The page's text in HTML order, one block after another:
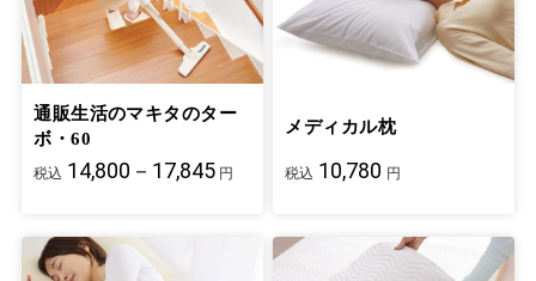
通販生活のマキタのター
ボ・60
税込 14,800－17,845 円
メディカル枕
税込 10,780 円